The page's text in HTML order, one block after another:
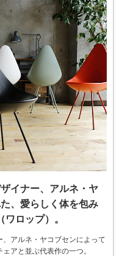
イナー、アルネ・ヤ
、愛らしく体を包み
ロップ）。
アルネ・ヤコブセンによって
アと並ぶ代表作の一つ。